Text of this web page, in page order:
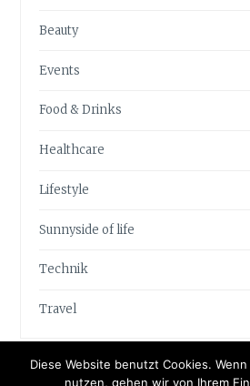
Beauty
Events
Food & Drinks
Healthcare
Lifestyle
Sunnyside of life
Technik
Travel
Diese Website benutzt Cookies.
nutzen, gehen wir von Ihrem